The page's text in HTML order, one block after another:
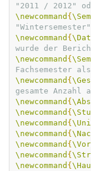
"2011 / 2012"
\newcommand {
\newcommand {
wurde der
\newcommand {
Fachsemester
\newcommand {
gesamte Anzahl
\newcommand {
\newcommand {
\newcommand {
\newcommand {
\newcommand {
\newcommand {
\newcommand {